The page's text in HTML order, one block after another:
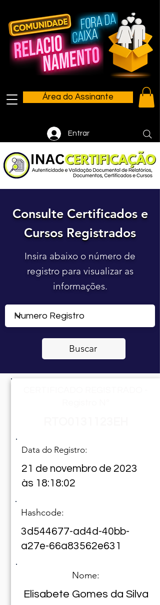
Área do Assinante
Entrar
Consulte Certificados e
Cursos Registrados
Consulte Certificados e
Cursos Registrados
Insira abaixo o número de
registro para visualizar as
informações.
Buscar
Data do Registro:
21 de novembro de 2023
às 18:18:02
Hashcode:
3d544677-ad4d-40bb-
a27e-66a83562e631
Nome:
Elisabete Gomes da Silva